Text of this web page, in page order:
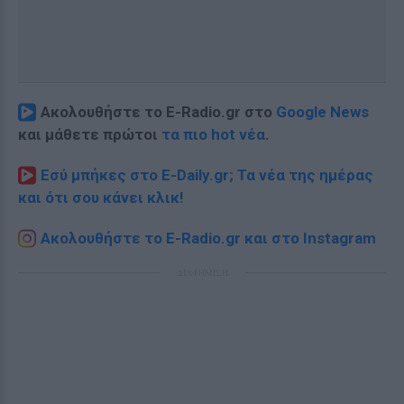
Ακολουθήστε το E-Radio.gr στο Google News
και μάθετε πρώτοι τα πιο hot νέα.
Εσύ μπήκες στο E-Daily.gr; Τα νέα της ημέρας
και ότι σου κάνει κλικ!
Ακολουθήστε το E-Radio.gr και στο Instagram